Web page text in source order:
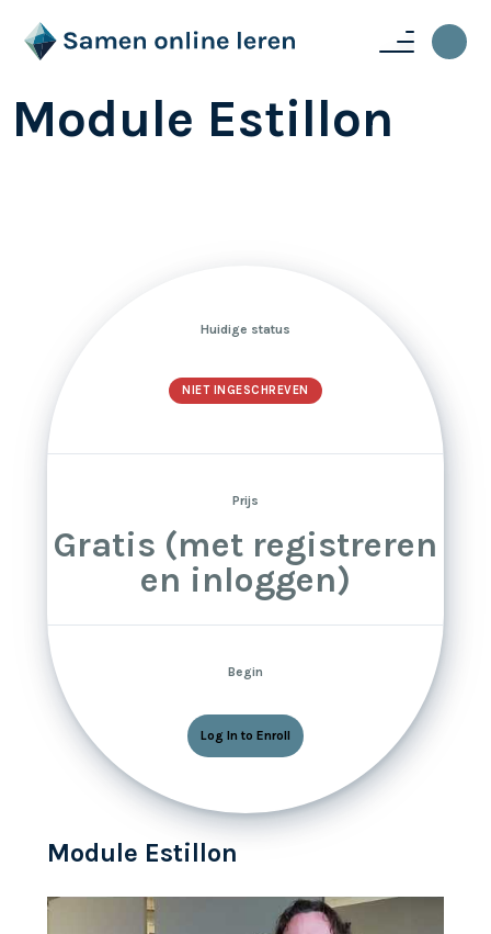
Module Estillon
Huidige status
NIET INGESCHREVEN
Prijs
Gratis (met registreren
en inloggen)
Begin
Log In to Enroll
Module Estillon